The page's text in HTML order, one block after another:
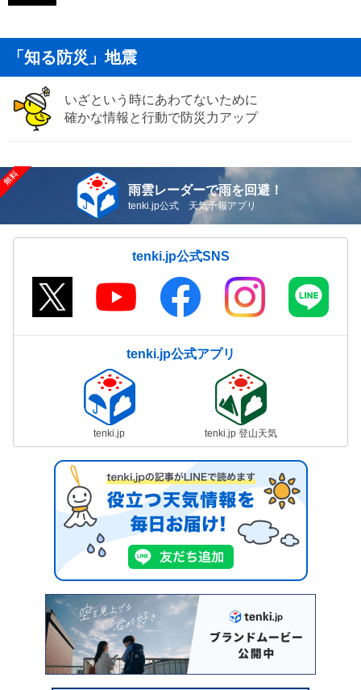
「知る防災」地震
いざという時にあわてないために
確かな情報と行動で防災力アップ
雨雲レーダーで雨を回避！
tenki.jp公式 天気予報アプリ
tenki.jp公式SNS
tenki.jp公式アプリ
tenki.jp tenki.jp 登山天気